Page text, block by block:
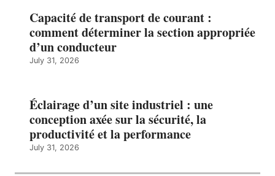
Capacité de transport de courant :
comment déterminer la section appropriée
d’un conducteur
July 31, 2026
Éclairage d’un site industriel : une
conception axée sur la sécurité, la
productivité et la performance
July 31, 2026